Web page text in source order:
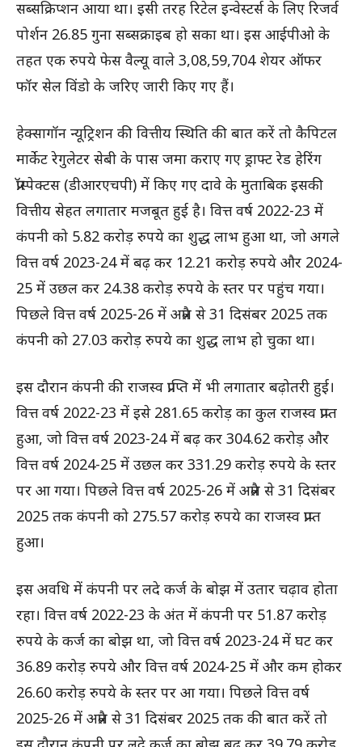
सब्सक्रिप्शन आया था। इसी तरह रिटेल इन्वेस्टर्स के लिए रिजर्व
पोर्शन 26.85 गुना सब्सक्राइब हो सका था। इस आईपीओ के
तहत एक रुपये फेस वैल्यू वाले 3,08,59,704 शेयर ऑफर
फॉर सेल विंडो के जरिए जारी किए गए हैं।
हेक्सागॉन न्यूट्रिशन की वित्तीय स्थिति की बात करें तो कैपिटल
मार्केट रेगुलेटर सेबी के पास जमा कराए गए ड्राफ्ट रेड हेरिंग
प्रॉस्पेक्टस (डीआरएचपी) में किए गए दावे के मुताबिक इसकी
वित्तीय सेहत लगातार मजबूत हुई है। वित्त वर्ष 2022-23 में
कंपनी को 5.82 करोड़ रुपये का शुद्ध लाभ हुआ था, जो अगले
वित्त वर्ष 2023-24 में बढ़ कर 12.21 करोड़ रुपये और 2024-
25 में उछल कर 24.38 करोड़ रुपये के स्तर पर पहुंच गया।
पिछले वित्त वर्ष 2025-26 में अप्रैल से 31 दिसंबर 2025 तक
कंपनी को 27.03 करोड़ रुपये का शुद्ध लाभ हो चुका था।
इस दौरान कंपनी की राजस्व प्राप्ति में भी लगातार बढ़ोतरी हुई।
वित्त वर्ष 2022-23 में इसे 281.65 करोड़ का कुल राजस्व प्राप्त
हुआ, जो वित्त वर्ष 2023-24 में बढ़ कर 304.62 करोड़ और
वित्त वर्ष 2024-25 में उछल कर 331.29 करोड़ रुपये के स्तर
पर आ गया। पिछले वित्त वर्ष 2025-26 में अप्रैल से 31 दिसंबर
2025 तक कंपनी को 275.57 करोड़ रुपये का राजस्व प्राप्त
हुआ।
इस अवधि में कंपनी पर लदे कर्ज के बोझ में उतार चढ़ाव होता
रहा। वित्त वर्ष 2022-23 के अंत में कंपनी पर 51.87 करोड़
रुपये के कर्ज का बोझ था, जो वित्त वर्ष 2023-24 में घट कर
36.89 करोड़ रुपये और वित्त वर्ष 2024-25 में और कम होकर
26.60 करोड़ रुपये के स्तर पर आ गया। पिछले वित्त वर्ष
2025-26 में अप्रैल से 31 दिसंबर 2025 तक की बात करें तो